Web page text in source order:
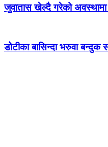
जुवातास खेल्दै गरेको
डोटीका बासिन्दा भरुवा बन्दुक